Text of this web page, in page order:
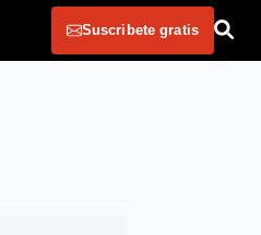
Suscribete gratis